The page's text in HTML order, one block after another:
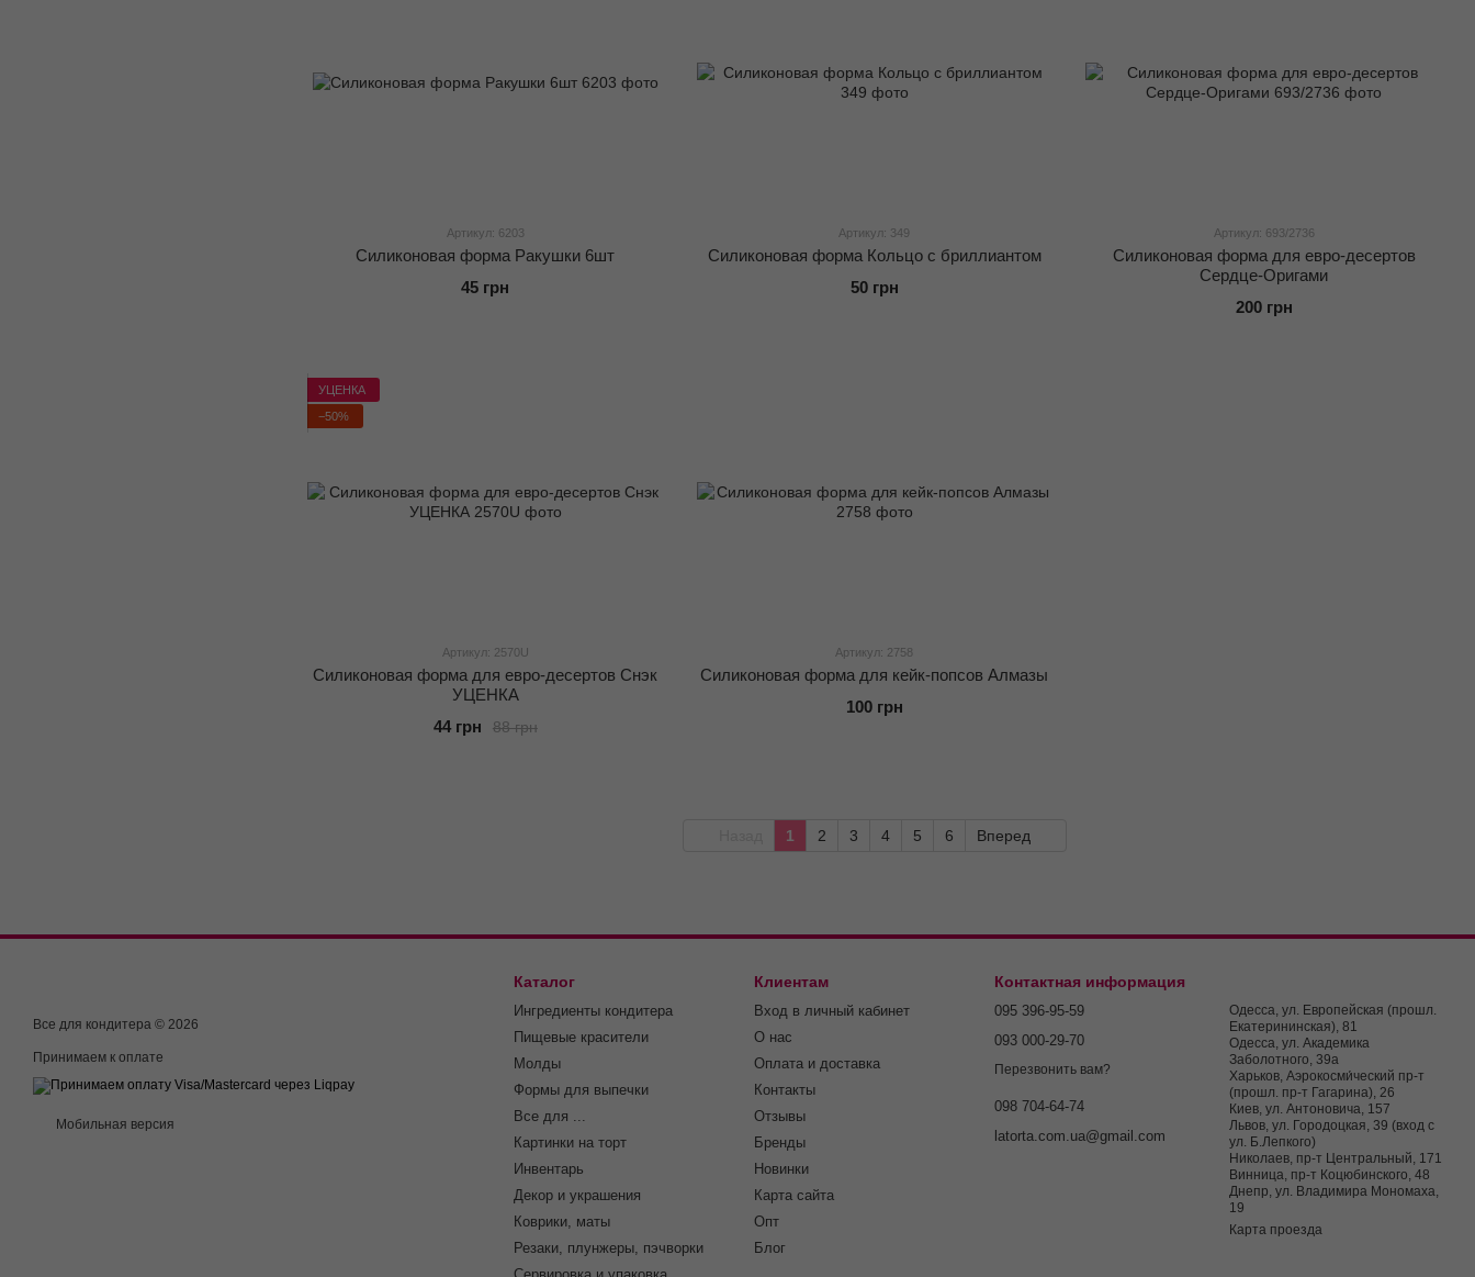
Артикул: 6203
Силиконовая форма Ракушки 6шт
45 грн
Артикул: 349
Силиконовая форма Кольцо с бриллиантом
50 грн
Артикул: 693/2736
Силиконовая форма для евро-десертов
Сердце-Оригами
200 грн
УЦЕНКА
−50%
Артикул: 2570U
Силиконовая форма для евро-десертов Снэк
УЦЕНКА
88 грн
44 грн
Артикул: 2758
Силиконовая форма для кейк-попсов Алмазы
100 грн
1 2 3 4 5 6 Вперед
Все для кондитера © 2026
Принимаем к оплате
Мобильная версия
Каталог
Ингредиенты кондитера
Пищевые красители
Молды
Формы для выпечки
Все для ...
Картинки на торт
Инвентарь
Декор и украшения
Коврики, маты
Резаки, плунжеры, пэчворки
Клиентам
Вход в личный кабинет
О нас
Оплата и доставка
Контакты
Отзывы
Бренды
Новинки
Карта сайта
Опт
Блог
Контактная информация
095 396-95-59
093 000-29-70
Перезвонить вам?
098 704-64-74
latorta.com.ua@gmail.com
Одесса, ул. Европейская (прошл.
Екатерининская), 81
Одесса, ул. Академика
Заболотного, 39а
Харьков, Аэрокосми́ческий пр-т
(прошл. пр-т Гагарина), 26
Киев, ул. Антоновича, 157
Львов, ул. Городоцкая, 39 (вход с
ул. Б.Лепкого)
Николаев, пр-т Центральный, 171
Винница, пр-т Коцюбинского, 48
Днепр, ул. Владимира Мономаха,
19
Карта проезда